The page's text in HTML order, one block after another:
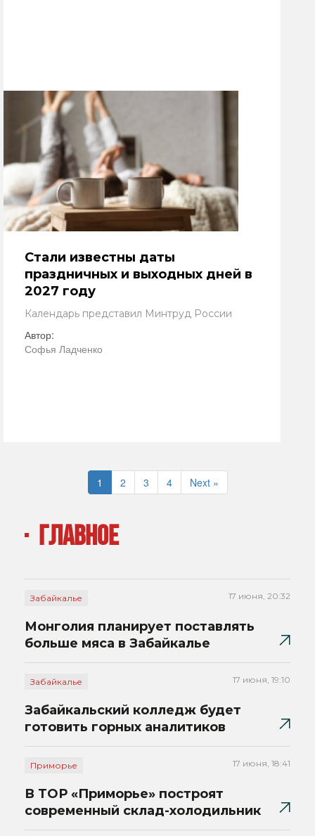
Стали известны даты
праздничных и выходных дней в
2027 году
Календарь представил Минтруд России
Автор:
Софья Ладченко
1 2 3 4 Next »
ГЛАВНОЕ
Забайкалье 17 июня, 20:32
Монголия планирует поставлять
больше мяса в Забайкалье
Забайкалье 17 июня, 19:10
Забайкальский колледж будет
готовить горных аналитиков
Приморье 17 июня, 18:41
В ТОР «Приморье» построят
современный склад-холодильник